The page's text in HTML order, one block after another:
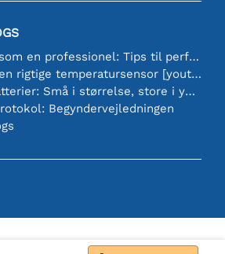
Lodning som en professionel: Tips til perfekte elektroniske forbindelser
Valg af den rigtige temperatursensor [youtube]
18650 Batterier: Små i størrelse, store i ydeevne
Begyndervejledningen